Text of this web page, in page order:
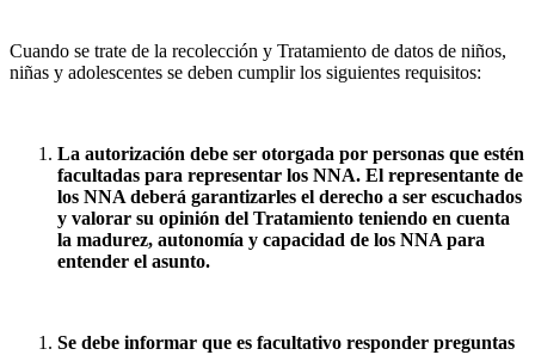
Cuando se trate de la recolección y Tratamiento de datos de niños,
niñas y adolescentes se deben cumplir los siguientes requisitos:
La autorización debe ser otorgada por personas que estén
facultadas para representar los NNA. El representante de
los NNA deberá garantizarles el derecho a ser escuchados
y valorar su opinión del Tratamiento teniendo en cuenta
la madurez, autonomía y capacidad de los NNA para
entender el asunto.
Se debe informar que es facultativo responder preguntas